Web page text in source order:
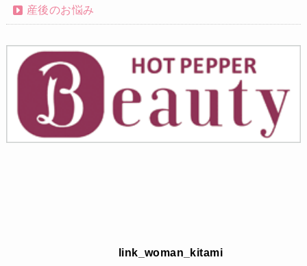
産後のお悩み
link_woman_kitami